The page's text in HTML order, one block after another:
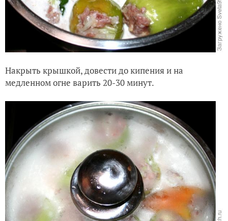
Накрыть крышкой, довести до кипения и на
медленном огне варить 20-30 минут.